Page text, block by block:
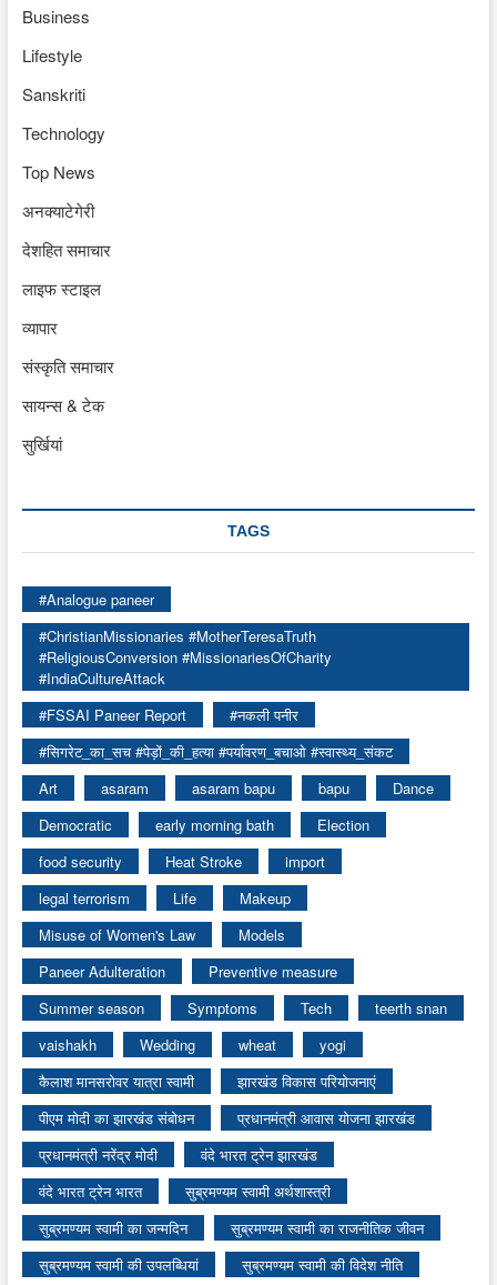
Business
Lifestyle
Sanskriti
Technology
Top News
अनक्याटेगेरी
देशहित समाचार
लाइफ स्टाइल
व्यापार
संस्कृति समाचार
सायन्स & टेक
सुर्खियां
TAGS
#Analogue paneer
#ChristianMissionaries #MotherTeresaTruth
#ReligiousConversion #MissionariesOfCharity
#IndiaCultureAttack
#FSSAI Paneer Report
#नकली पनीर
#सिगरेट_का_सच #पेड़ों_की_हत्या #पर्यावरण_बचाओ #स्वास्थ्य_संकट
Art
asaram asaram bapu bapu
Dance
Democratic
early morning bath
Election
food security
Heat Stroke
import
legal terrorism
Life
Makeup
Misuse of Women's Law
Models
Paneer Adulteration
Preventive measure
Summer season
Symptoms Tech
teerth snan
vaishakh
Wedding wheat
yogi
कैलाश मानसरोवर यात्रा स्वामी
झारखंड विकास परियोजनाएं
पीएम मोदी का झारखंड संबोधन
प्रधानमंत्री आवास योजना झारखंड
प्रधानमंत्री नरेंद्र मोदी
वंदे भारत ट्रेन झारखंड
वंदे भारत ट्रेन भारत
सुब्रमण्यम स्वामी अर्थशास्त्री
सुब्रमण्यम स्वामी का जन्मदिन
सुब्रमण्यम स्वामी का राजनीतिक जीवन
सुब्रमण्यम स्वामी की उपलब्धियां
सुब्रमण्यम स्वामी की विदेश नीति